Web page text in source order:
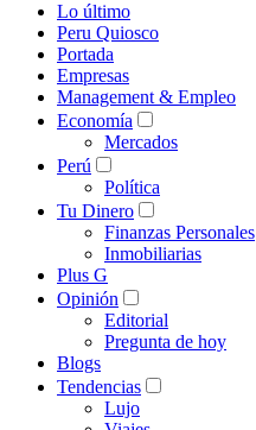
Lo último
Peru Quiosco
Portada
Empresas
Management & Empleo
Economía
Mercados
Perú
Política
Tu Dinero
Finanzas Personales
Inmobiliarias
Plus G
Opinión
Editorial
Pregunta de hoy
Blogs
Tendencias
Lujo